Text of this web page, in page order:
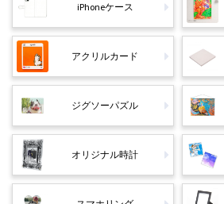
iPhoneケース
アクリルカード
ジグソーパズル
オリジナル時計